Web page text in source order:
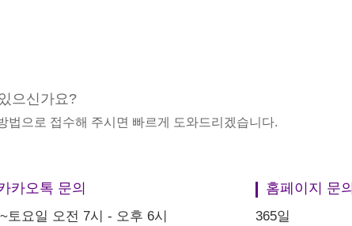
으신가요?
법으로 접수해 주시면 빠르게 도와드리겠습니다.
카오톡 문의
토요일 오전 7시 - 오후 6시
홈페이지 문의
365일